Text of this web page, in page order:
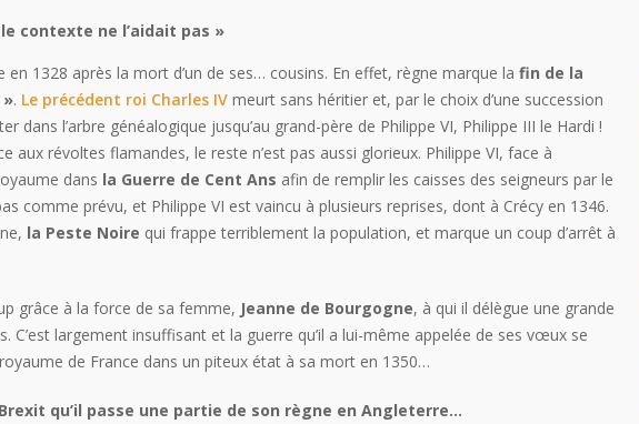
contexte ne l’aidait pas »
en 1328 après la mort d’un de ses… cousins. En effet, règne marque la fin de la
. Le précédent roi Charles IV meurt sans héritier et, par le choix d’une succession
dans l’arbre généalogique jusqu’au grand-père de Philippe VI, Philippe III le Hardi !
aux révoltes flamandes, le reste n’est pas aussi glorieux. Philippe VI, face à
dans la Guerre de Cent Ans afin de remplir les caisses des seigneurs par le
comme prévu, et Philippe VI est vaincu à plusieurs reprises, dont à Crécy en 1346.
la Peste Noire qui frappe terriblement la population, et marque un coup d’arrêt à
grâce à la force de sa femme, Jeanne de Bourgogne, à qui il délègue une grande
C’est largement insuffisant et la guerre qu’il a lui-même appelée de ses vœux se
de France dans un piteux état à sa mort en 1350…
qu’il passe une partie de son règne en Angleterre…